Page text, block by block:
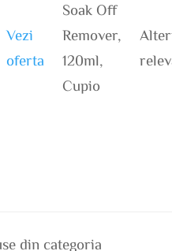
Vezi
oferta
Soak Off
Remover,
120ml,
Cupio
din categoria